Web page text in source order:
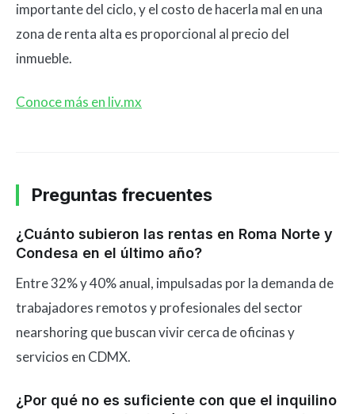
importante del ciclo, y el costo de hacerla mal en una
zona de renta alta es proporcional al precio del
inmueble.
Conoce más en liv.mx
Preguntas frecuentes
¿Cuánto subieron las rentas en Roma Norte y
Condesa en el último año?
Entre 32% y 40% anual, impulsadas por la demanda de
trabajadores remotos y profesionales del sector
nearshoring que buscan vivir cerca de oficinas y
servicios en CDMX.
¿Por qué no es suficiente con que el inquilino